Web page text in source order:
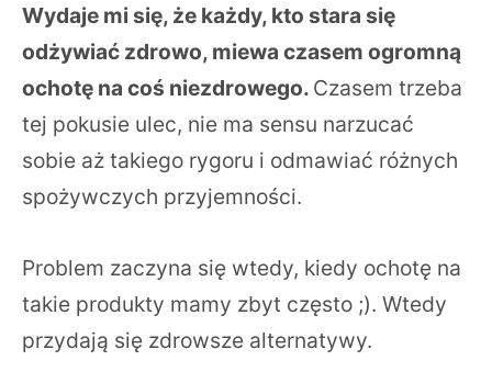
Wydaje mi się, że każdy, kto stara się
odżywiać zdrowo, miewa czasem ogromną
ochotę na coś niezdrowego. Czasem trzeba
tej pokusie ulec, nie ma sensu narzucać
sobie aż takiego rygoru i odmawiać różnych
spożywczych przyjemności.
Problem zaczyna się wtedy, kiedy ochotę na
takie produkty mamy zbyt często ;). Wtedy
przydają się zdrowsze alternatywy.